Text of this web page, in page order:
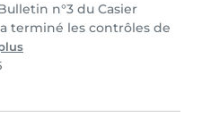
n°3 du Casier
terminé les contrôles de